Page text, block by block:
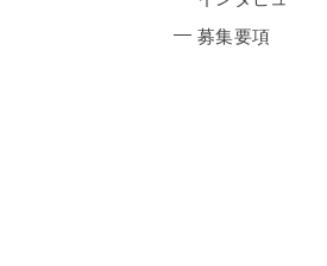
募集要項